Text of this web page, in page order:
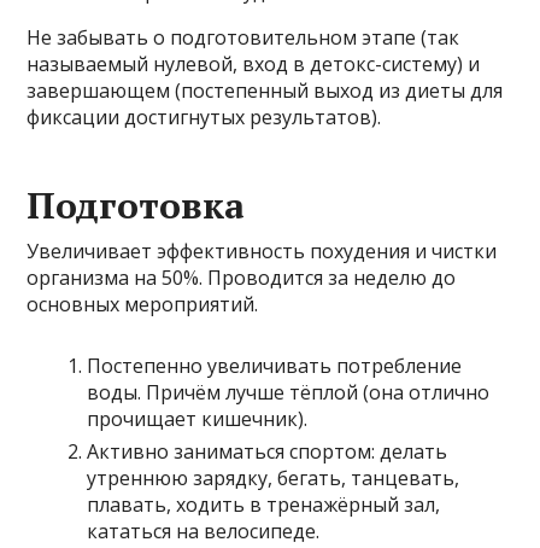
Не забывать о подготовительном этапе (так
называемый нулевой, вход в детокс-систему) и
завершающем (постепенный выход из диеты для
фиксации достигнутых результатов).
Подготовка
Увеличивает эффективность похудения и чистки
организма на 50%. Проводится за неделю до
основных мероприятий.
Постепенно увеличивать потребление
воды. Причём лучше тёплой (она отлично
прочищает кишечник).
Активно заниматься спортом: делать
утреннюю зарядку, бегать, танцевать,
плавать, ходить в тренажёрный зал,
кататься на велосипеде.